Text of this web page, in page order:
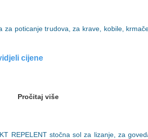
za poticanje trudova, za krave, kobile,
cijene
Pročitaj više
REPELENT stočna sol za lizanje, za